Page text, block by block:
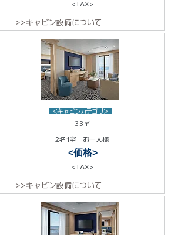
<TAX>
>>キャビン設備について
<キャビンカテゴリ>
33㎡
2名1室 お一人様
<価格>
<TAX>
>>キャビン設備について